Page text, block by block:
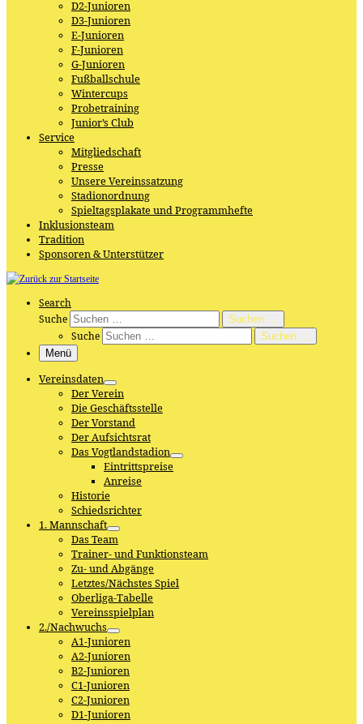
D2-Junioren
D3-Junioren
E-Junioren
F-Junioren
G-Junioren
Fußballschule
Wintercups
Probetraining
Junior’s Club
Service
Mitgliedschaft
Presse
Unsere Vereinssatzung
Stadionordnung
Spieltagsplakate und Programmhefte
Inklusionsteam
Tradition
Sponsoren & Unterstützer
Search
Suche
Suchen …
Suche
Suchen …
Menü
Vereinsdaten
Der Verein
Die Geschäftsstelle
Der Vorstand
Der Aufsichtsrat
Das Vogtlandstadion
Eintrittspreise
Anreise
Historie
Schiedsrichter
1. Mannschaft
Das Team
Trainer- und Funktionsteam
Zu- und Abgänge
Letztes/Nächstes Spiel
Oberliga-Tabelle
Vereinsspielplan
2./Nachwuchs
A1-Junioren
A2-Junioren
B2-Junioren
C1-Junioren
C2-Junioren
D1-Junioren